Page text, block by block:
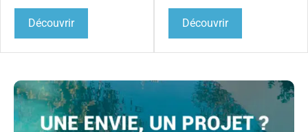
Découvrir Découvrir